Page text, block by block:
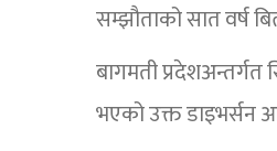
सम्झौताको सात वर्ष
बागमती
भएको उक्त डाइभर्सन